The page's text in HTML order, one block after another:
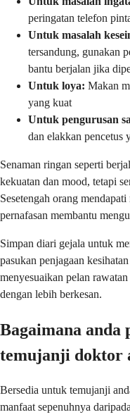
peringatan telefon
Untuk masalah
tersandung, gunakan
bantu berjalan jika
Untuk loya: Makan
yang kuat
Untuk pengurusan
dan elakkan pencetus
Senaman ringan seperti
kekuatan dan mood, tetapi
Sesetengah orang
pernafasan membantu
Simpan diari gejala untuk
pasukan penjagaan
menyesuaikan pelan
dengan lebih berkesan.
Bagaimana anda
temujanji doktor
Bersedia untuk temujanji
manfaat sepenuhnya